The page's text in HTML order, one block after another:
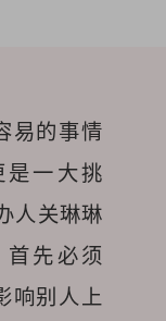
易的事情
一大挑
人关琳琳
先必须
别人上